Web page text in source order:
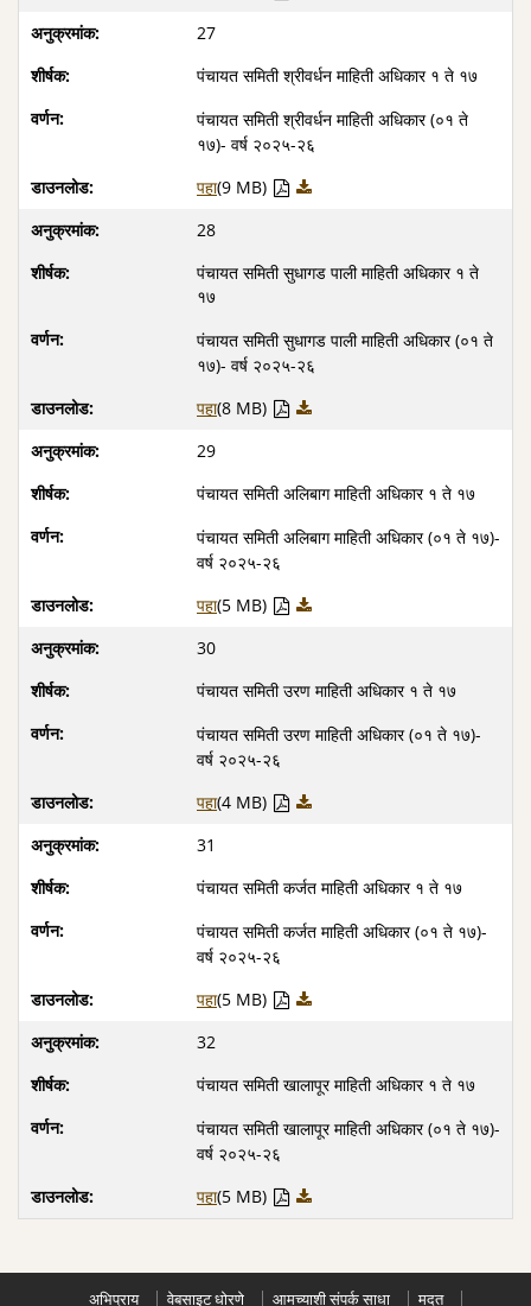
27
पंचायत समिती श्रीवर्धन माहिती अधिकार १ ते १७
पंचायत समिती श्रीवर्धन माहिती अधिकार (०१ ते
१७)- वर्ष २०२५-२६
पहा(9 MB)
28
पंचायत समिती सुधागड पाली माहिती अधिकार १ ते
१७
पंचायत समिती सुधागड पाली माहिती अधिकार (०१ ते
१७)- वर्ष २०२५-२६
पहा(8 MB)
29
पंचायत समिती अलिबाग माहिती अधिकार १ ते १७
पंचायत समिती अलिबाग माहिती अधिकार (०१ ते १७)-
वर्ष २०२५-२६
पहा(5 MB)
30
पंचायत समिती उरण माहिती अधिकार १ ते १७
पंचायत समिती उरण माहिती अधिकार (०१ ते १७)-
वर्ष २०२५-२६
पहा(4 MB)
31
पंचायत समिती कर्जत माहिती अधिकार १ ते १७
पंचायत समिती कर्जत माहिती अधिकार (०१ ते १७)-
वर्ष २०२५-२६
पहा(5 MB)
32
पंचायत समिती खालापूर माहिती अधिकार १ ते १७
पंचायत समिती खालापूर माहिती अधिकार (०१ ते १७)-
वर्ष २०२५-२६
पहा(5 MB)
अभिप्राय वेबसाइट धोरणे आमच्याशी संपर्क साधा मदत